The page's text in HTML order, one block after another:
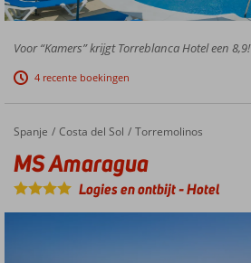
Voor “Kamers” krijgt Torreblanca Hotel een 8,9!
4 recente boekingen
Home
Spanje Costa del Sol Torremolinos
MS Amaragua
MS Amaragua
Logies en ontbijt-Hotel